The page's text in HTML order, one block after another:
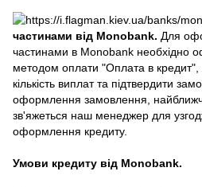
частинами від Monobank. Для
частинами в Monobank необхідно
методом оплати "Оплата в
кількість виплат та підтвердити
оформлення замовлення,
зв'яжеться наш менеджер для
оформлення кредиту.
Умови кредиту від Monobank.